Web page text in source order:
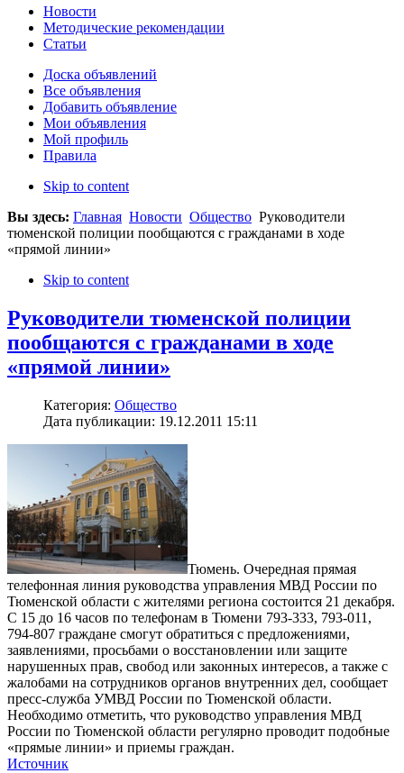
Новости
Методические рекомендации
Статьи
Доска объявлений
Все объявления
Добавить объявление
Мои объявления
Мой профиль
Правила
Skip to content
Вы здесь: Главная Новости Общество Руководители
тюменской полиции пообщаются с гражданами в ходе
«прямой линии»
Skip to content
Руководители тюменской полиции
пообщаются с гражданами в ходе
«прямой линии»
Категория: Общество
Дата публикации: 19.12.2011 15:11
Тюмень. Очередная прямая
телефонная линия руководства управления МВД России по
Тюменской области с жителями региона состоится 21 декабря.
С 15 до 16 часов по телефонам в Тюмени 793-333, 793-011,
794-807 граждане смогут обратиться с предложениями,
заявлениями, просьбами о восстановлении или защите
нарушенных прав, свобод или законных интересов, а также с
жалобами на сотрудников органов внутренних дел, сообщает
пресс-служба УМВД России по Тюменской области.
Необходимо отметить, что руководство управления МВД
России по Тюменской области регулярно проводит подобные
«прямые линии» и приемы граждан.
Источник